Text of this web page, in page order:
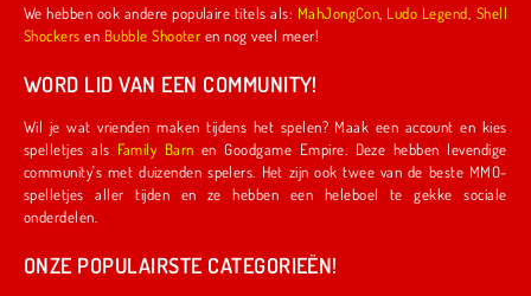
We hebben ook andere populaire titels als: MahJongCon Ludo Legend Shell
Shockers en Bubble Shooter en nog veel meer!
WORD LID VAN EEN COMMUNITY!
Wil je wat vrienden maken tijdens het spelen? Maak een account en kies
spelletjes als
Family Barn en Goodgame Empire. Deze hebben levendige
community's met duizenden spelers. Het zijn ook twee van de beste MMO-
spelletjes aller tijden en ze hebben een heleboel te gekke sociale
onderdelen.
ONZE POPULAIRSTE CATEGORIEËN!